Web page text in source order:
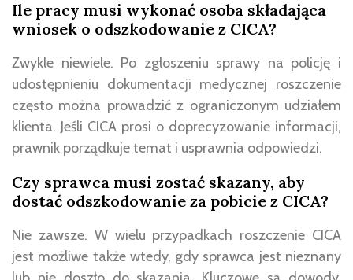
Ile pracy musi wykonać osoba składająca
wniosek o odszkodowanie z CICA?
Zwykle niewiele. Po zgłoszeniu sprawy na policję i
udostępnieniu dokumentacji medycznej roszczenie
często można prowadzić z ograniczonym udziałem
klienta. Jeśli CICA prosi o doprecyzowanie informacji,
prawnik porządkuje temat i usprawnia odpowiedzi.
Czy sprawca musi zostać skazany, aby
dostać odszkodowanie za pobicie z CICA?
Nie zawsze. W wielu przypadkach roszczenie CICA
jest możliwe także wtedy, gdy sprawca jest nieznany